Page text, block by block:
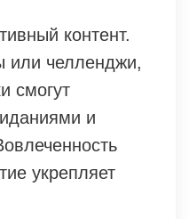
контент.
или челленджи,
смогут
и
укрепляет